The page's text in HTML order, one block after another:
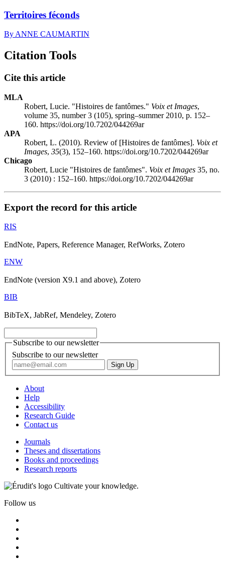
Territoires féconds
By ANNE CAUMARTIN
Citation Tools
Cite this article
MLA
Robert, Lucie. "Histoires de fantômes." Voix et Images,
volume 35, number 3 (105), spring–summer 2010, p. 152–
160. https://doi.org/10.7202/044269ar
APA
Robert, L. (2010). Review of [Histoires de fantômes]. Voix et
Images, 35(3), 152–160. https://doi.org/10.7202/044269ar
Chicago
Robert, Lucie "Histoires de fantômes". Voix et Images 35, no.
3 (2010) : 152–160. https://doi.org/10.7202/044269ar
Export the record for this article
RIS
EndNote, Papers, Reference Manager, RefWorks, Zotero
ENW
EndNote (version X9.1 and above), Zotero
BIB
BibTeX, JabRef, Mendeley, Zotero
Subscribe to our newsletter
Subscribe to our newsletter
About
Help
Accessibility
Research Guide
Contact us
Journals
Theses and dissertations
Books and proceedings
Research reports
Cultivate your knowledge.
Follow us